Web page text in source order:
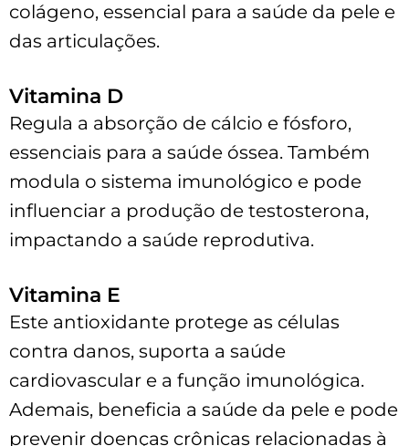
colágeno, essencial para a saúde da pele e
das articulações.
Vitamina D
Regula a absorção de cálcio e fósforo,
essenciais para a saúde óssea. Também
modula o sistema imunológico e pode
influenciar a produção de testosterona,
impactando a saúde reprodutiva.
Vitamina E
Este antioxidante protege as células
contra danos, suporta a saúde
cardiovascular e a função imunológica.
Ademais, beneficia a saúde da pele e pode
prevenir doenças crônicas relacionadas à